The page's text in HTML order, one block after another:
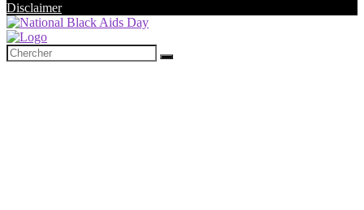
Disclaimer